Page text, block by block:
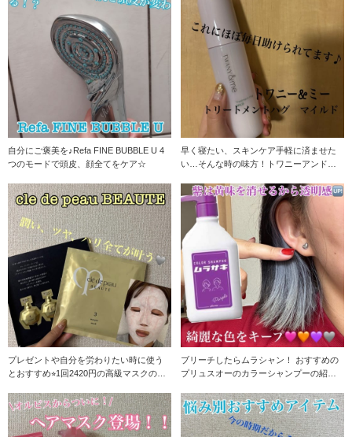
自分にご褒美を♪Refa FINE BUBBLE U 4
つのモードで頭皮、顔全てをケア☆
早く寝たい、スキンケア手軽に済ませた
い…そんな時の味方！トワニーアンドミ
プレゼントや自分を労わりたい時に使う
とおすすめ⭐︎1回2420円の高級マスクの紹
ブリーチしたらムラシャン！ おすすめの
プリュスオーのカラーシャンプーの紹介